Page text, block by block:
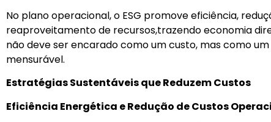
No plano operacional, o ESG promove eficiência,
reaproveitamento de recursos,trazendo economia
não deve ser encarado como um custo, mas como
mensurável.
Estratégias Sustentáveis que Reduzem Custos
Eficiência Energética e Redução de Custos